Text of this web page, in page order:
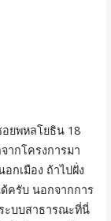
อยพหลโยธิน 18
ากโครงการมา
กเมือง ถ้าไปฝั่ง
ครับ นอกจากการ
ะบบสาธารณะที่นี่